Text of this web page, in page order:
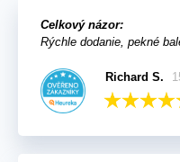
Celkový názor:
Rýchle dodanie, pekné
Richard S.